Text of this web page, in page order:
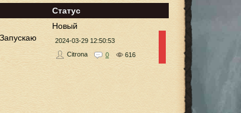
Статус
Новый
2024-03-29 12:50:53
Citrona
0 616